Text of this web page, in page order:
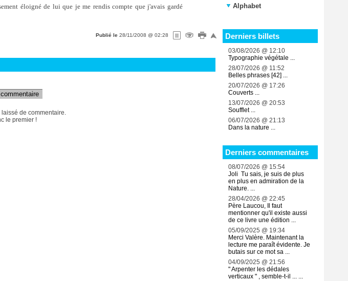
éloigné de lui que je me rendis compte que j'avais gardé
Publié le 28/11/2008 @ 02:28
de commentaire.
le premier !
Alphabet
Derniers billets
03/08/2026 @ 12:10
Typographie végétale ...
28/07/2026 @ 11:52
Belles phrases [42] ...
20/07/2026 @ 17:26
Couverts ...
13/07/2026 @ 20:53
Soufflet ...
06/07/2026 @ 21:13
Dans la nature ...
Derniers commentaires
08/07/2026 @ 15:54
Joli Tu sais, je suis de plus
en plus en admiration de la
Nature. ...
28/04/2026 @ 22:45
Père Laucou, Il faut
mentionner qu'il existe aussi
de ce livre une édition ...
05/09/2025 @ 19:34
Merci Valère. Maintenant la
lecture me paraît évidente. Je
butais sur ce mot sa ...
04/09/2025 @ 21:56
" Arpenter les dédales
verticaux " , semble-t-il ... ...